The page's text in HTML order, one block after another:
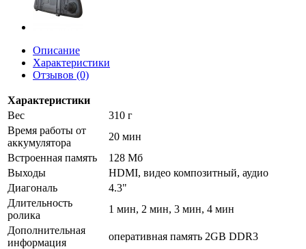
Описание
Характеристики
Отзывов (0)
Характеристики
Вес
310 г
Время работы от
аккумулятора
20 мин
Встроенная память
128 Мб
Выходы
HDMI, видео композитный, аудио
Диагональ
4.3"
Длительность
ролика
1 мин, 2 мин, 3 мин, 4 мин
Дополнительная
информация
оперативная память 2GB DDR3